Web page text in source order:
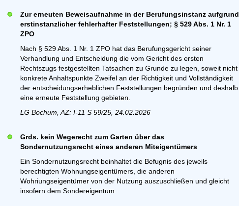
Zur erneuten Beweisaufnahme in der Berufungsinstanz aufgrund
erstinstanzlicher fehlerhafter Feststellungen; § 529 Abs. 1 Nr. 1
ZPO
Nach § 529 Abs. 1 Nr. 1 ZPO hat das Berufungsgericht seiner
Verhandlung und Entscheidung die vom Gericht des ersten
Rechtszugs festgestellten Tatsachen zu Grunde zu legen, soweit nicht
konkrete Anhaltspunkte Zweifel an der Richtigkeit und Vollständigkeit
der entscheidungserheblichen Feststellungen begründen und deshalb
eine erneute Feststellung gebieten.
LG Bochum, AZ: I-11 S 59/25, 24.02.2026
Grds. kein Wegerecht zum Garten über das
Sondernutzungsrecht eines anderen Miteigentümers
Ein Sondernutzungsrecht beinhaltet die Befugnis des jeweils
berechtigten Wohnungseigentümers, die anderen
Wohriungseigentümer von der Nutzung auszuschließen und gleicht
insofern dem Sondereigentum.